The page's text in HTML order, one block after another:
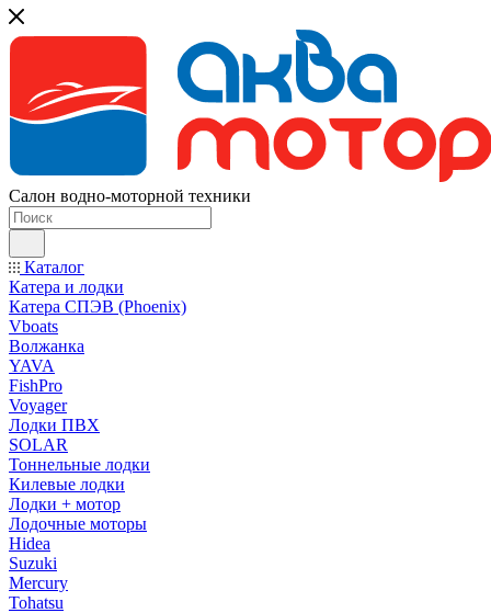
Салон водно-моторной техники
Каталог
Катера и лодки
Катера СПЭВ (Phoenix)
Vboats
Волжанка
YAVA
FishPro
Voyager
Лодки ПВХ
SOLAR
Тоннельные лодки
Килевые лодки
Лодки + мотор
Лодочные моторы
Hidea
Suzuki
Mercury
Tohatsu